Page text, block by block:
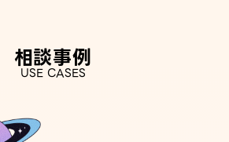
相談事例
USE CASES